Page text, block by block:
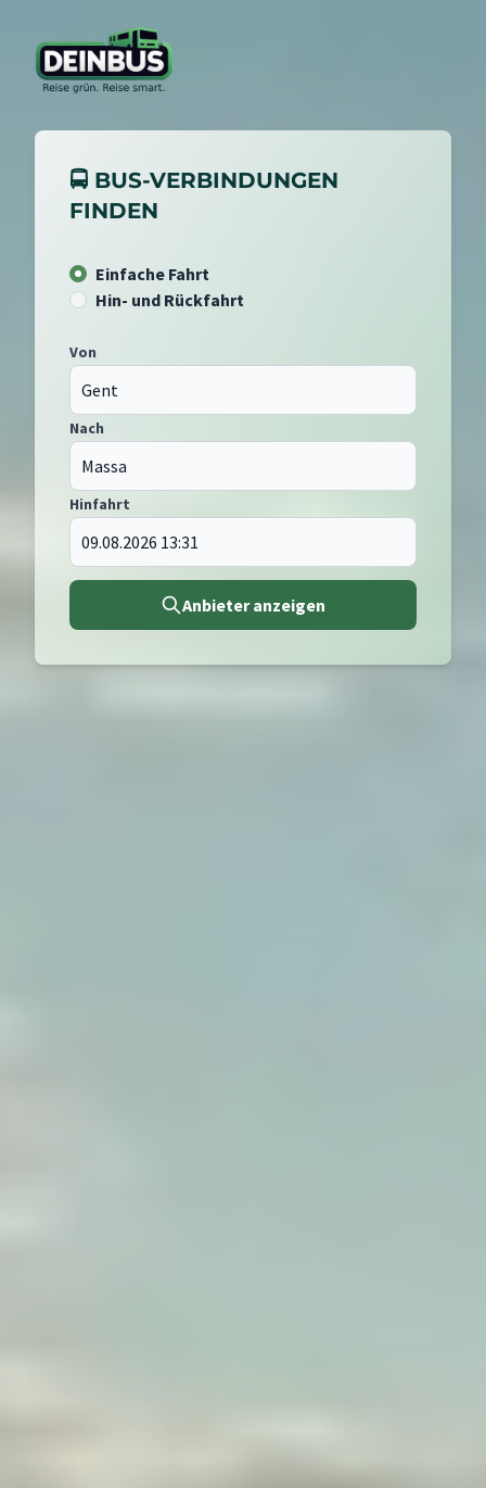
🚍 BUS-VERBINDUNGEN
FINDEN
Einfache Fahrt
Hin- und Rückfahrt
Von
Nach
Hinfahrt
Anbieter anzeigen